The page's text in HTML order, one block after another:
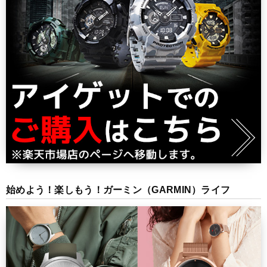
始めよう！楽しもう！ガーミン（GARMIN）ライフ